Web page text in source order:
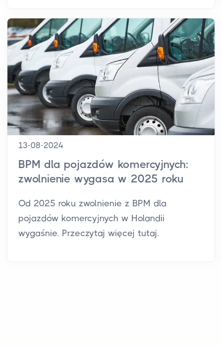
13-08-2024
BPM dla pojazdów komercyjnych:
zwolnienie wygasa w 2025 roku
Od 2025 roku zwolnienie z BPM dla
pojazdów komercyjnych w Holandii
wygaśnie. Przeczytaj więcej tutaj.